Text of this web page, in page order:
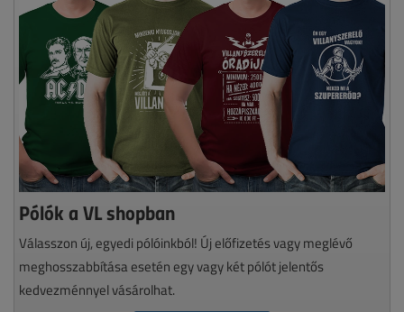
Pólók a VL shopban
Válasszon új, egyedi pólóinkból! Új előfizetés vagy meglévő
meghosszabbítása esetén egy vagy két pólót jelentős
kedvezménnyel vásárolhat.